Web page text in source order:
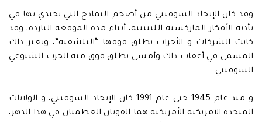
وقد كان الإتحاد السوفيتي من أضخم النماذج التي يحتذي بها في
تأدية الأفكار الماركسية اللينينية، أثناء مدة الموقعة الباردة، وقد
كانت الشركات و الأحزاب يطلق فوقها “البلشفية”، وتغير ذاك
المسمى في أعقاب ذاك وأمسى يطلق فوق منه الحزب الشيوعي
السوفيتي.
و منذ عام 1945 حتى عام 1991 كان الإتحاد السوفيتي، و الولايات
المتحدة الامريكية الأمريكية هما القوتان العظمتان في هذا الدهر،